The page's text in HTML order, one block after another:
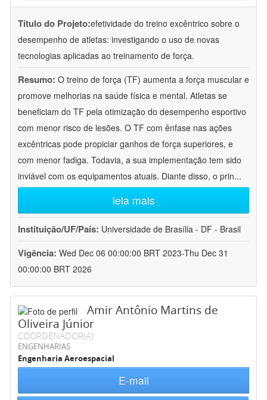
Título do Projeto:efetividade do treino excêntrico sobre o
desempenho de atletas: investigando o uso de novas
tecnologias aplicadas ao treinamento de força.
Resumo: O treino de força (TF) aumenta a força muscular e
promove melhorias na saúde física e mental. Atletas se
beneficiam do TF pela otimização do desempenho esportivo
com menor risco de lesões. O TF com ênfase nas ações
excêntricas pode propiciar ganhos de força superiores, e
com menor fadiga. Todavia, a sua implementação tem sido
inviável com os equipamentos atuais. Diante disso, o prin...
leia mais
Instituição/UF/País: Universidade de Brasília - DF - Brasil
Vigência: Wed Dec 06 00:00:00 BRT 2023-Thu Dec 31
00:00:00 BRT 2026
Amir Antônio Martins de
Oliveira Júnior
COORDENADOR(A)
ENGENHARIAS
Engenharia Aeroespacial
E-mail